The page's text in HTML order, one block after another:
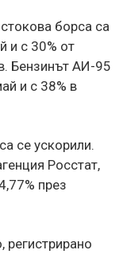
борса са
и с 30% от
Бензинът АИ-95
и с 38% в
се ускорили.
Росстат,
през
регистрирано